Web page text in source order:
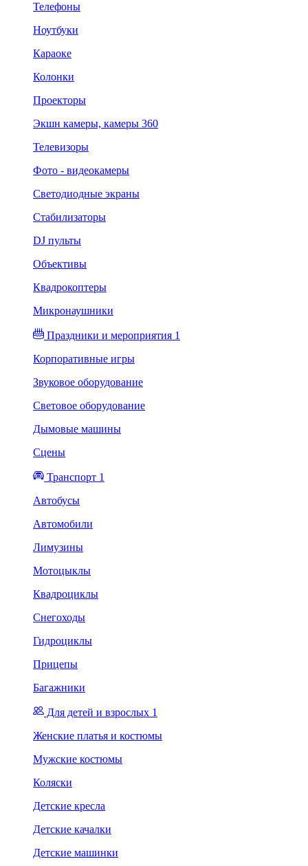
Телефоны
Ноутбуки
Караоке
Колонки
Проекторы
Экшн камеры, камеры 360
Телевизоры
Фото - видеокамеры
Светодиодные экраны
Стабилизаторы
DJ пульты
Объективы
Квадрокоптеры
Микронаушники
Праздники и мероприятия 1
Корпоративные игры
Звуковое оборудование
Световое оборудование
Дымовые машины
Сцены
Транспорт 1
Автобусы
Автомобили
Лимузины
Мотоцыклы
Квадроциклы
Снегоходы
Гидроциклы
Прицепы
Багажники
Для детей и взрослых 1
Женские платья и костюмы
Мужские костюмы
Коляски
Детские кресла
Детские качалки
Детские машинки